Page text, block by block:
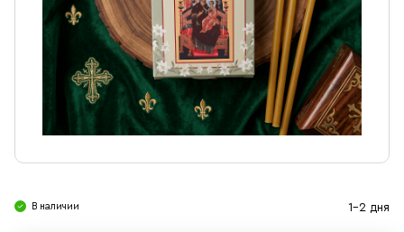
Свечи
Ювелирные изделия
В наличии 1-2 дня